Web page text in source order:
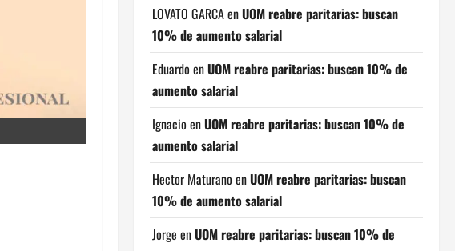
LOVATO GARCAenUOM reabre paritarias: buscan
10% de aumento salarial
Eduardo enUOM reabre paritarias: buscan 10% de
aumento salarial
Ignacio enUOM reabre paritarias: buscan 10% de
aumento salarial
Hector Maturano enUOM reabre paritarias: buscan
10% de aumento salarial
Jorge enUOM reabre paritarias: buscan 10% de